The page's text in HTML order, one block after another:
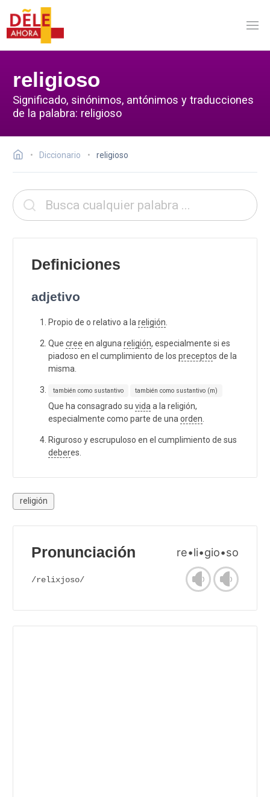
religioso
Significado, sinónimos, antónimos y traducciones
de la palabra: religioso
Diccionario religioso
Definiciones
adjetivo
Propio de o relativo a la religión
Que cree en alguna religión, especialmente si es
piadoso en el cumplimiento de los preceptos de la
misma.
también como sustantivo también como sustantivo (m)
Que ha consagrado su vida a la religión,
especialmente como parte de una orden
Riguroso y escrupuloso en el cumplimiento de sus
deberes.
religión
Pronunciación re•li•gio•so
/relixjoso/